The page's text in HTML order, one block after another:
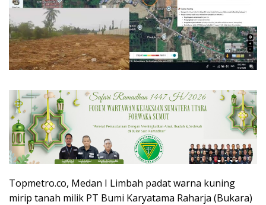
Topmetro.co, Medan I Limbah padat warna kuning
mirip tanah milik PT Bumi Karyatama Raharja (Bukara)